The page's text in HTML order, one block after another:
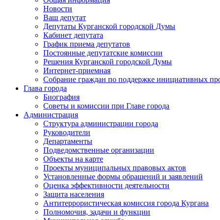
Новости
Ваш депутат
Депутаты Курганской городской Думы
Кабинет депутата
График приема депутатов
Постоянные депутатские комиссии
Решения Курганской городской Думы
Интернет-приемная
Собрание граждан по поддержке инициативных
Глава города
Биография
Советы и комиссии при Главе города
Администрация
Структура администрации города
Руководители
Департаменты
Подведомственные организации
Объекты на карте
Проекты муниципальных правовых актов
Установленные формы обращений и заявлений
Оценка эффективности деятельности
Защита населения
Антитеррористическая комиссия города Кургана
Полномочия, задачи и функции